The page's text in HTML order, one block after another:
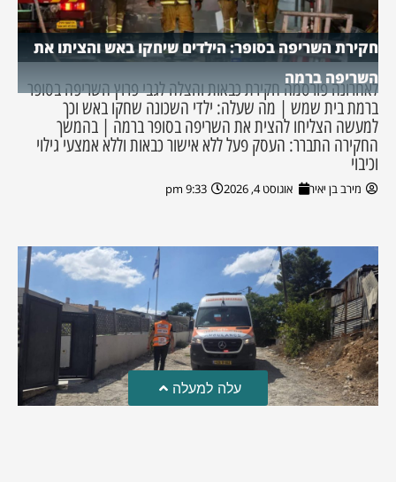
חקירת השריפה בסופר: הילדים שיחקו באש והציתו את
השריפה ברמה
לאחרונה פורסמה חקירת כבאות והצלה לגבי פרוץ השריפה בסופר
ברמת בית שמש | מה שעלה: ילדי השכונה שחקו באש וכך
למעשה הצליחו להצית את השריפה בסופר ברמה | בהמשך
החקירה התברר: העסק פעל ללא אישור כבאות וללא אמצעי גילוי
וכיבוי
מירב בן יאיר אוגוסט 4, 2026 9:33 pm
עלה למעלה